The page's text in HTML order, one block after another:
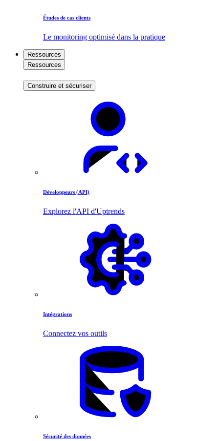
Études de cas clients
Le monitoring optimisé dans la pratique
Ressources
Ressources
Construire et sécuriser
Développeurs (API)
Explorez l'API d'Uptrends
Intégrations
Connectez vos outils
Sécurité des données